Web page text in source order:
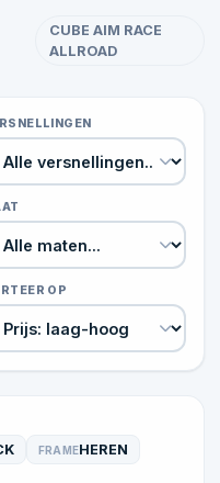
CUBE AIM RACE
ALLROAD
OP
FRAMEHEREN